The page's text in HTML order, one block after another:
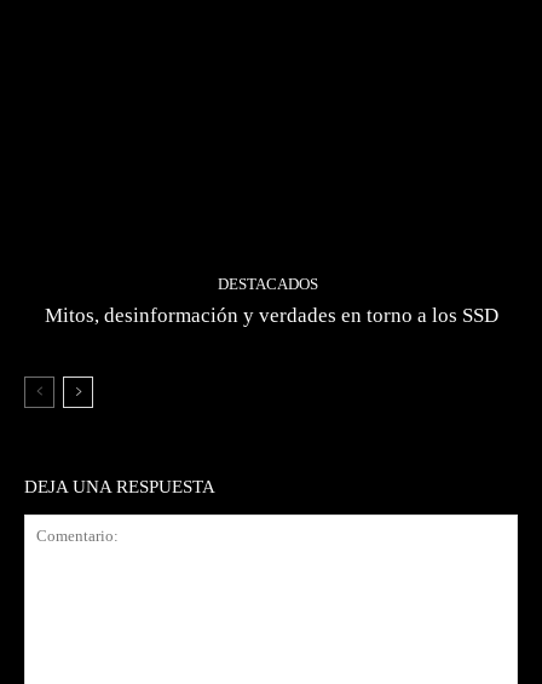
DESTACADOS
Mitos, desinformación y verdades en torno a los SSD
DEJA UNA RESPUESTA